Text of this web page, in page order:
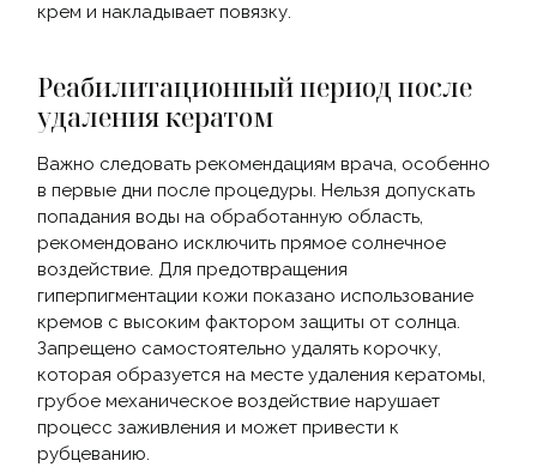
крем и накладывает повязку.
Реабилитационный период после
удаления кератом
Важно следовать рекомендациям врача, особенно
в первые дни после процедуры. Нельзя допускать
попадания воды на обработанную область,
рекомендовано исключить прямое солнечное
воздействие. Для предотвращения
гиперпигментации кожи показано использование
кремов с высоким фактором защиты от солнца.
Запрещено самостоятельно удалять корочку,
которая образуется на месте удаления кератомы,
грубое механическое воздействие нарушает
процесс заживления и может привести к
рубцеванию.